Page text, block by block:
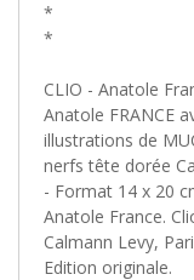
*
*
CLIO - Anatole
Anatole FRANCE
illustrations de
nerfs tête dorée
- Format 14 x 20
Anatole France.
Calmann Levy,
Edition originale.